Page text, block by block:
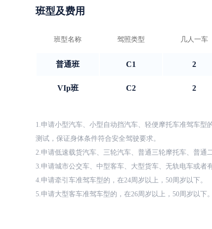
班型及费用
班型名称 驾照类型 几人一车
普通班 C1 2
VIp班 C2 2
1.申请小型汽车、小型自动挡汽车、轻便摩托车准驾车型
测试，保证身体条件符合安全驾驶要求。
2.申请低速载货汽车、三轮汽车、普通三轮摩托车、普通
3.申请城市公交车、中型客车、大型货车、无轨电车或者
4.申请牵引车准驾车型的，在24周岁以上，50周岁以下。
5.申请大型客车准驾车型的，在26周岁以上，50周岁以下。